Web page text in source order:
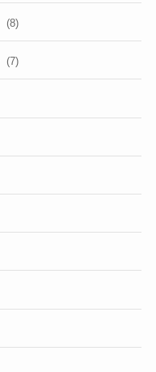
(8)
(7)